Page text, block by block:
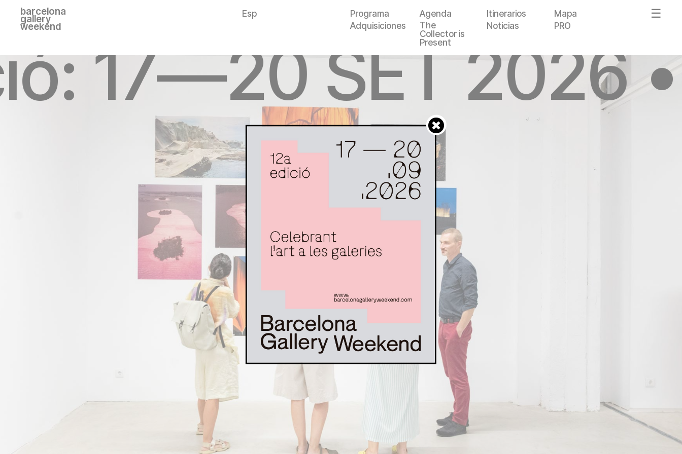
barcelona
gallery
weekend
Esp Programa Agenda Itinerarios
Mapa
Adquisiciones
The
Collector is
Present
Noticias PRO
17—20 SET 2026 •